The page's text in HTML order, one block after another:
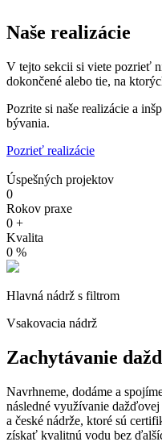
Naše realizácie
V tejto sekcii si viete pozrieť
dokončené alebo tie, na
Pozrite si naše realizácie a
bývania.
Pozrieť realizácie
Úspešných projektov
0
Rokov praxe
0 +
Kvalita
0 %
Hlavná nádrž s filtrom
Vsakovacia nádrž
Zachytávanie
Navrhneme, dodáme a
následné využívanie
a české nádrže, ktoré sú
získať kvalitnú vodu bez